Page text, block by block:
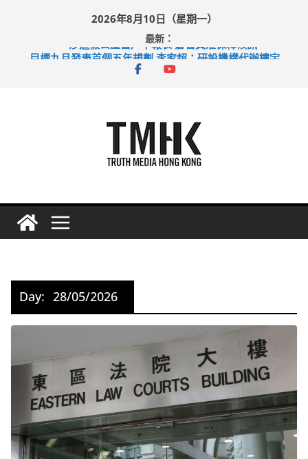
2026年8月10日（星期一）
最新：
涉造假公屋富戶申報表 倉管員准保釋候訊
Day: 28/05/2026